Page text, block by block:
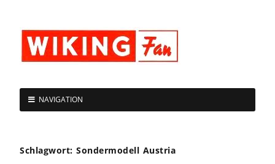
NAVIGATION
Schlagwort: Sondermodell Austria